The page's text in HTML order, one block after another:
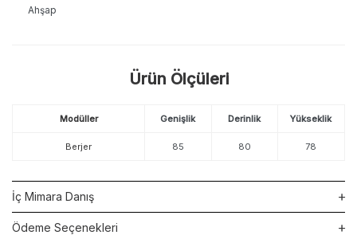
Ahşap
Ürün Ölçüleri
Modüller Genişlik Derinlik Yükseklik
Berjer 85 80 78
İç Mimara Danış
Ödeme Seçenekleri